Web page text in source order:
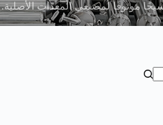
موثوقًا لمصنعي المعدات الأصلية.